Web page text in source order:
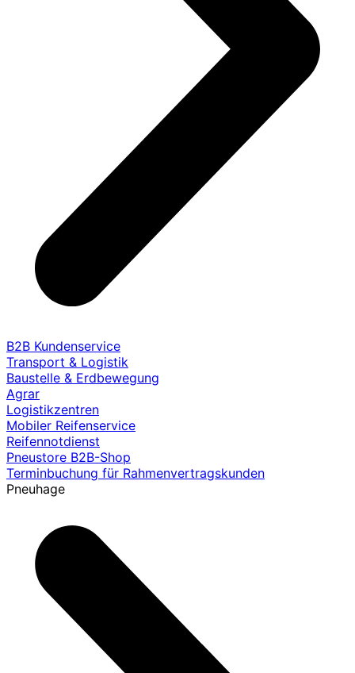
B2B Kundenservice
Transport & Logistik
Baustelle & Erdbewegung
Agrar
Logistikzentren
Mobiler Reifenservice
Reifennotdienst
Pneustore B2B-Shop
Terminbuchung für Rahmenvertragskunden
Pneuhage